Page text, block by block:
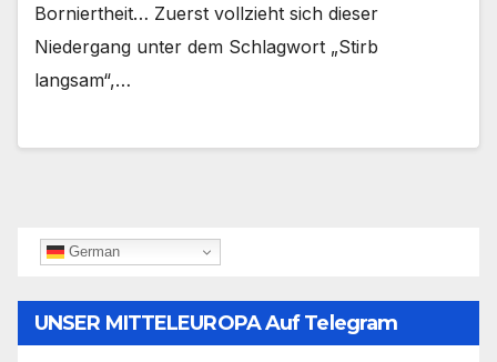
Borniertheit… Zuerst vollzieht sich dieser
Niedergang unter dem Schlagwort „Stirb
langsam“,…
German
UNSER MITTELEUROPA Auf Telegram